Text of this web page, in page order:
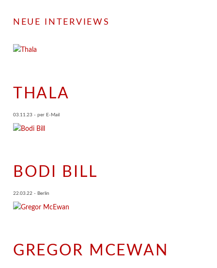
NEUE INTERVIEWS
THALA
03.11.23 - per E-Mail
BODI BILL
22.03.22 - Berlin
GREGOR MCEWAN